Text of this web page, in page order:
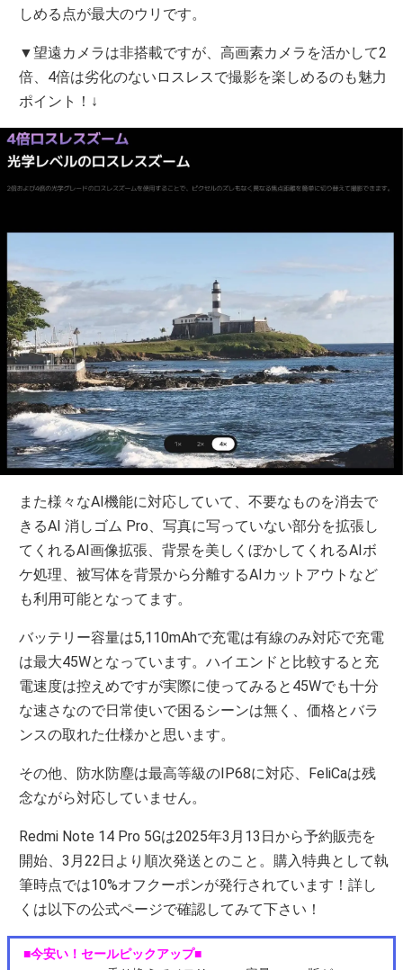
しめる点が最大のウリです。
▼望遠カメラは非搭載ですが、高画素カメラを活かして2
倍、4倍は劣化のないロスレスで撮影を楽しめるのも魅力
ポイント！↓
また様々なAI機能に対応していて、不要なものを消去で
きるAI 消しゴム Pro、写真に写っていない部分を拡張し
てくれるAI画像拡張、背景を美しくぼかしてくれるAIボ
ケ処理、被写体を背景から分離するAIカットアウトなど
も利用可能となってます。
バッテリー容量は5,110mAhで充電は有線のみ対応で充電
は最大45Wとなっています。ハイエンドと比較すると充
電速度は控えめですが実際に使ってみると45Wでも十分
な速さなので日常使いで困るシーンは無く、価格とバラ
ンスの取れた仕様かと思います。
その他、防水防塵は最高等級のIP68に対応、FeliCaは残
念ながら対応していません。
Redmi Note 14 Pro 5Gは2025年3月13日から予約販売を
開始、3月22日より順次発送とのこと。購入特典として執
筆時点では10%オフクーポンが発行されています！詳し
くは以下の公式ページで確認してみて下さい！
■今安い！セールピックアップ■